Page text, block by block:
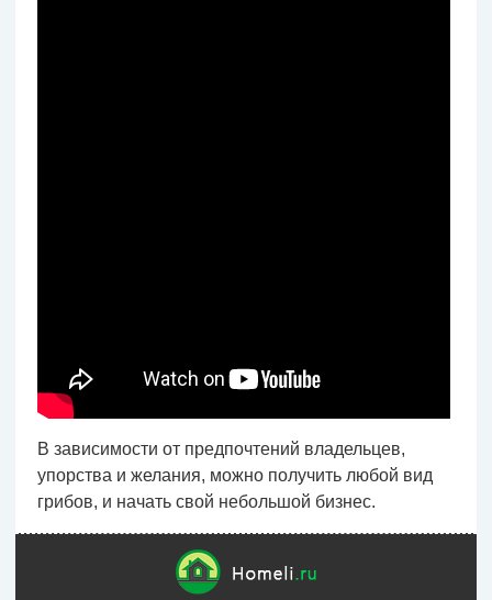
В зависимости от предпочтений владельцев,
упорства и желания, можно получить любой вид
грибов, и начать свой небольшой бизнес.